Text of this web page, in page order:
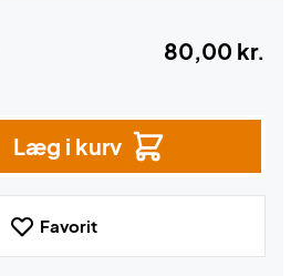
80,00 kr.
Læg i kurv
Favorit